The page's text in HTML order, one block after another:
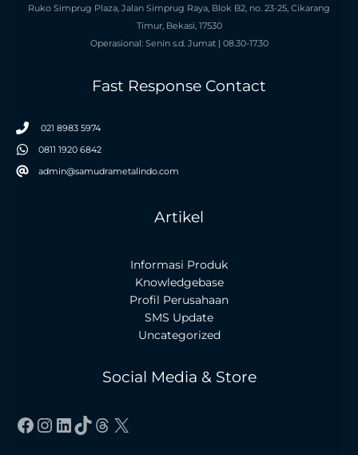
Ruko Simprug Plaza, Jalan Simprug Raya, Blok B2, no. 23-25, Cikarang
Timur, Bekasi, 17530
Operasional: Senin s.d. Jumat | 08.30-17.30
Fast Response Contact
021 8983 5974
0811 1920 6842
admin@samudrametalindo.com
Artikel
Informasi Produk
Knowledgebase
Profil Perusahaan
SMS Update
Uncategorized
Social Media & Store
Facebook
Instagram
LinkedIn
TikTok
Threads
X